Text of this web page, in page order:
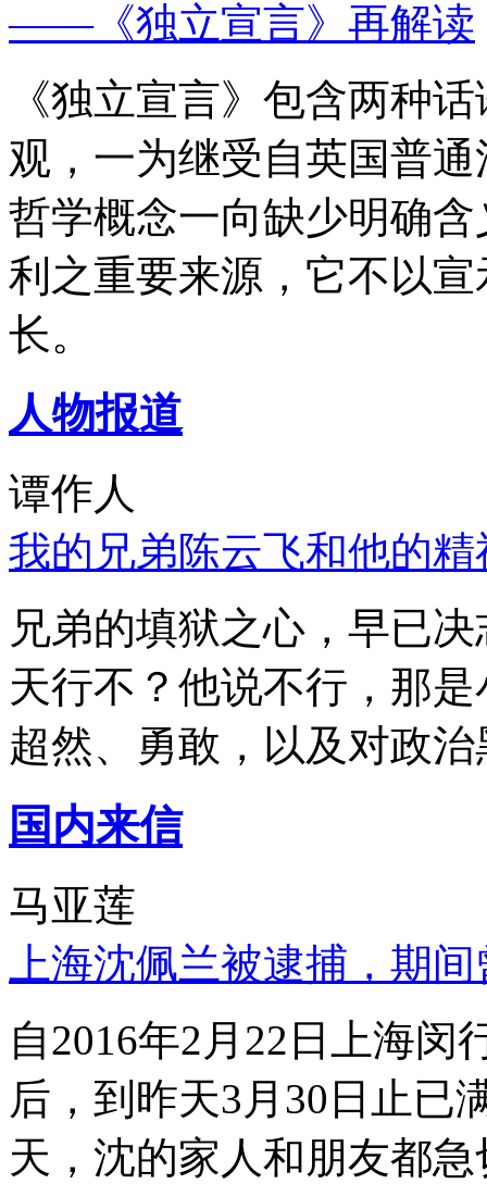
——《独立宣言》再解读
《独立宣言》包含两种
观，一为继受自英国普
哲学概念一向缺少明确
利之重要来源，它不以
长。
人物报道
谭作人
我的兄弟陈云飞和他的
兄弟的填狱之心，早已
天行不？他说不行，那
超然、勇敢，以及对政
国内来信
马亚莲
上海沈佩兰被逮捕，期
自2016年2月22日上海
后，到昨天3月30日止已
天，沈的家人和朋友都